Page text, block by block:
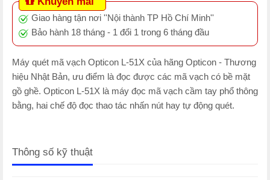
Giao hàng tận nơi ''Nội thành TP Hồ Chí Minh''
Bảo hành 18 tháng - 1 đổi 1 trong 6 tháng đầu
Máy quét mã vạch Opticon L-51X của hãng Opticon - Thương
hiệu Nhật Bản, ưu điểm là đọc được các mã vạch có bề mặt
gồ ghề. Opticon L-51X là máy đọc mã vạch cầm tay phổ thông
bằng, hai chế độ đọc thao tác nhấn nút hay tự động quét.
Thông số kỹ thuật